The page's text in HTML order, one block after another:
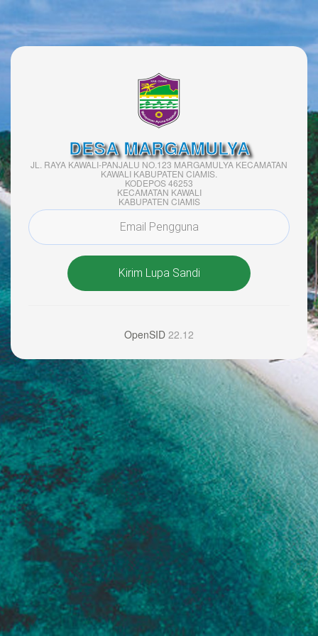
DESA MARGAMULYA
JL. RAYA KAWALI-PANJALU NO.123 MARGAMULYA KECAMATAN
KAWALI KABUPATEN CIAMIS.
KODEPOS 46253
KECAMATAN KAWALI
KABUPATEN CIAMIS
Kirim Lupa Sandi
OpenSID 22.12